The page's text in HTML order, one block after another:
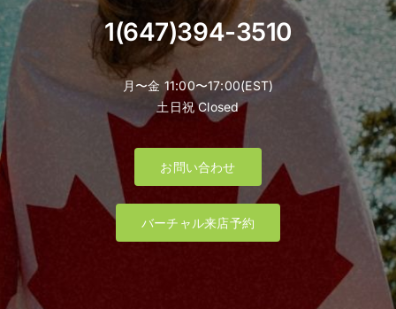
1(647)394-3510
月〜金 11:00〜17:00(EST)
土日祝 Closed
お問い合わせ
バーチャル来店予約